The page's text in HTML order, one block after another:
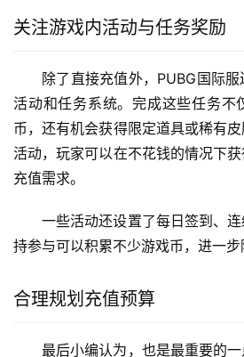
关注游戏内活动与任务奖励
除了直接充值外，PUBG国际
活动和任务系统。完成这些任务不
币，还有机会获得限定道具或稀有
活动，玩家可以在不花钱的情况下
充值需求。
一些活动还设置了每日签到、
持参与可以积累不少游戏币，进一步
合理规划充值预算
最后小编认为，也是最重要的